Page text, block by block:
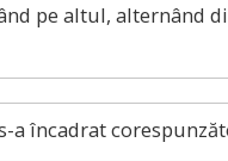
pe altul, alternând
încadrat